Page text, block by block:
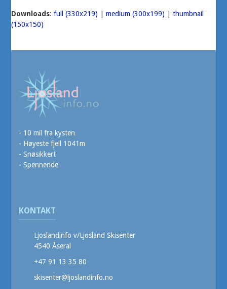
Downloads:full (330x219) |medium (300x199) |thumbnail
(150x150)
- 10 mil fra kysten
- Høyeste fjell 1041m
- Snøsikkert
- Spennende
KONTAKT
Ljoslandinfo v/Ljosland Skisenter
4540 Åseral
+47 91 13 35 80
skisenter@ljoslandinfo.no